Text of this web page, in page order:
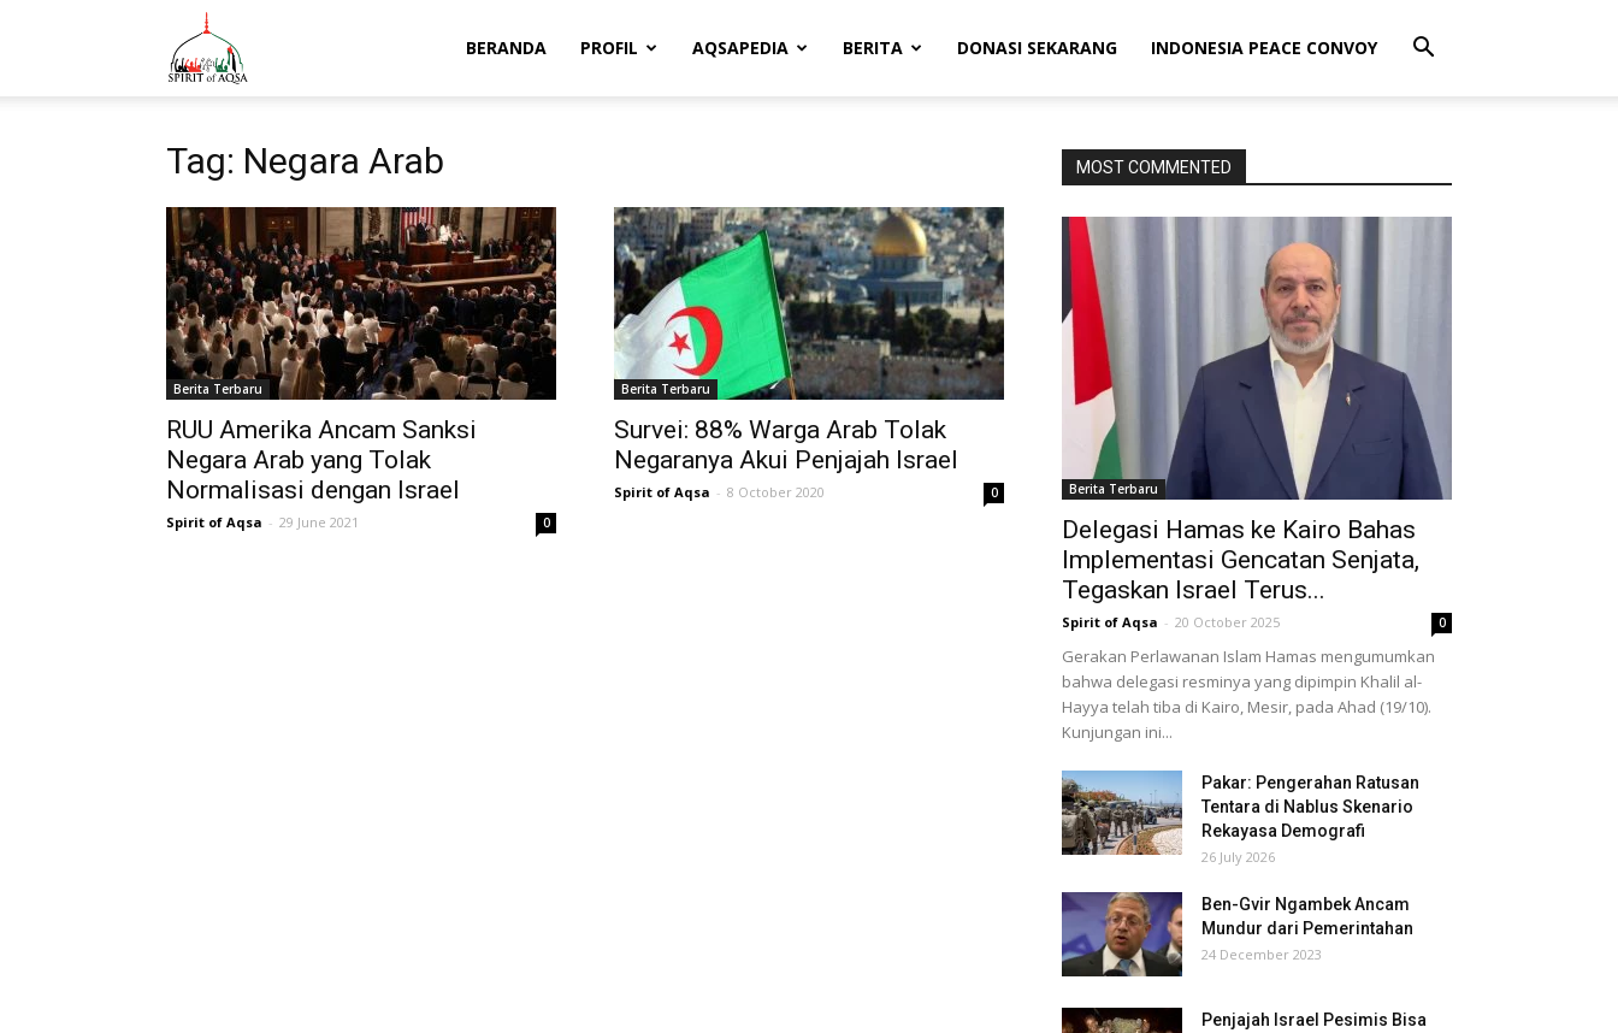
of
Aqsa
BERANDA PROFIL AQSAPEDIA BERITA DONASI SEKARANG INDONESIA PEACE CONVOY
Tag: Negara Arab
Berita Terbaru
RUU Amerika Ancam Sanksi
Negara Arab yang Tolak
Normalisasi dengan Israel
Spirit of Aqsa - 29 June 2021 0
Berita Terbaru
Survei: 88% Warga Arab Tolak
Negaranya Akui Penjajah Israel
Spirit of Aqsa - 8 October 2020 0
MOST COMMENTED
Berita Terbaru
Delegasi Hamas ke Kairo Bahas
Implementasi Gencatan Senjata,
Tegaskan Israel Terus...
Spirit of Aqsa - 20 October 2025 0
Gerakan Perlawanan Islam Hamas mengumumkan
bahwa delegasi resminya yang dipimpin Khalil al-
Hayya telah tiba di Kairo, Mesir, pada Ahad (19/10).
Kunjungan ini...
Pakar: Pengerahan Ratusan
Tentara di Nablus Skenario
Rekayasa Demografi
26 July 2026
Ben-Gvir Ngambek Ancam
Mundur dari Pemerintahan
24 December 2023
Penjajah Israel Pesimis Bisa